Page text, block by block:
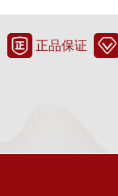
正品保证